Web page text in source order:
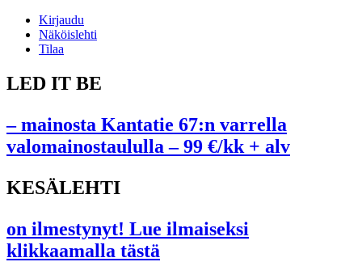
Kirjaudu
Näköislehti
Tilaa
LED IT BE
– mainosta Kantatie 67:n varrella
valomainostaululla – 99 €/kk + alv
KESÄLEHTI
on ilmestynyt! Lue ilmaiseksi
klikkaamalla tästä